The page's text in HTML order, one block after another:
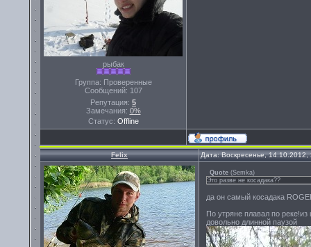
рыбак
Группа: Проверенные
Сообщений: 107
Репутация: 5
Замечания: 0%
Статус: Offline
Felix Дата: Воскресенье,
Quote (Semka)
Это разве не косадака??
да он самый косадака
По утряне плавал по реке!из
довольно длинной паузой